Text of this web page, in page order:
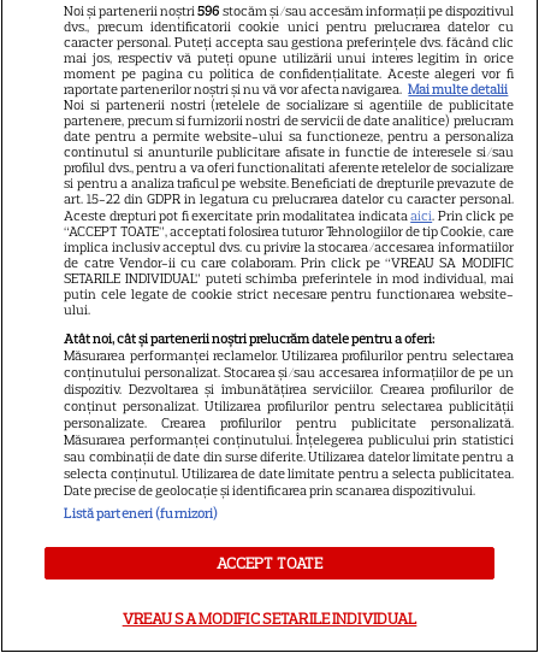
Tabloidele scriu despre o nouă
idilă: „Irina Shayk se iubește cu
starul mai mic cu 11 ani”
Distincție specială pentru
Nadia Comăneci la Montreal:
„Aceasta este a zecea mea
medalie olimpică”
Alexandru Ciucu, fostul soț al
Alinei Sorescu, nu a fost lăsat
să intre la Nibiru. „Am aflat cu
tristețe”, a povestit el. De ce a
Noi și partenerii noștri596 stocăm și/sau accesăm informații pe dispozitivul
dvs., precum identificatorii cookie unici pentru prelucrarea datelor cu
caracter personal. Puteți accepta sau gestiona preferințele dvs. făcând clic
mai jos, respectiv vă puteți opune utilizării unui interes legitim în orice
moment pe pagina cu politica de confidențialitate. Aceste alegeri vor fi
raportate partenerilor noștri și nu vă vor afecta navigarea. Mai multe detalii
Noi si partenerii nostri (retelele de socializare si agentiile de publicitate
partenere, precum si furnizorii nostri de servicii de date analitice) prelucram
date pentru a permite website-ului sa functioneze, pentru a personaliza
continutul si anunturile publicitare afisate in functie de interesele si/sau
profilul dvs., pentru a va oferi functionalitati aferente retelelor de socializare
si pentru a analiza traficul pe website. Beneficiati de drepturile prevazute de
art. 15-22 din GDPR in legatura cu prelucrarea datelor cu caracter personal.
Aceste drepturi pot fi exercitate prin modalitatea indicataaici. Prin click pe
“ACCEPT TOATE”, acceptati folosirea tuturor Tehnologiilor de tip Cookie, care
implica inclusiv acceptul dvs. cu privire la stocarea/accesarea informatiilor
de catre Vendor-ii cu care colaboram. Prin click pe “VREAU SA MODIFIC
SETARILE INDIVIDUAL” puteti schimba preferintele in mod individual, mai
putin cele legate de cookie strict necesare pentru functionarea website-
ului.
Atât noi, cât și partenerii noștri prelucrăm datele pentru a oferi:
Măsurarea performanței reclamelor. Utilizarea profilurilor pentru selectarea
conținutului personalizat. Stocarea și/sau accesarea informațiilor de pe un
dispozitiv. Dezvoltarea și îmbunătățirea serviciilor. Crearea profilurilor de
conținut personalizat. Utilizarea profilurilor pentru selectarea publicității
personalizate. Crearea profilurilor pentru publicitate personalizată.
Măsurarea performanței conținutului. Înțelegerea publicului prin statistici
sau combinații de date din surse diferite. Utilizarea datelor limitate pentru a
selecta conținutul. Utilizarea de date limitate pentru a selecta publicitatea.
Date precise de geolocație și identificarea prin scanarea dispozitivului.
Listă parteneri (furnizori)
ACCEPT TOATE
VREAU SA MODIFIC SETARILE INDIVIDUAL